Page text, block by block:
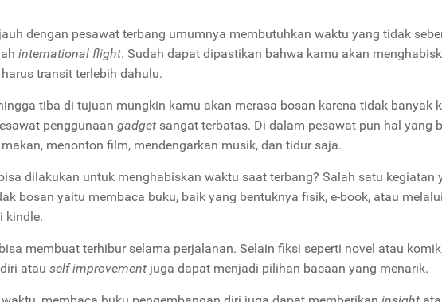
dengan pesawat terbang umumnya membutuhkan waktu yang tidak
international flight. Sudah dapat dipastikan bahwa kamu akan
transit terlebih dahulu.
tiba di tujuan mungkin kamu akan merasa bosan karena tidak banyak
penggunaan gadget sangat terbatas. Di dalam pesawat pun hal yang
menonton film, mendengarkan musik, dan tidur saja.
dilakukan untuk menghabiskan waktu saat terbang? Salah satu kegiatan
bosan yaitu membaca buku, baik yang bentuknya fisik, e-book, atau melalui
kindle.
membuat terhibur selama perjalanan. Selain fiksi seperti novel atau
atau self improvement juga dapat menjadi pilihan bacaan yang menarik.